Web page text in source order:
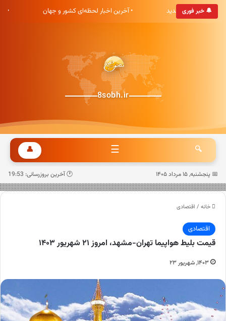
🔔 خبر فوری
هشت صبح خوش آمدید • آخرین اخبار لحظه‌ای کشور و جهان
8sobh.ir
🔍
☰
👤
📅 پنجشنبه, ۱۵ مرداد ۱۴۰۵ 🕐 آخرین بروزرسانی: 19:53
خانه / اقتصادی
اقتصادی
قیمت بلیط هواپیما تهران-مشهد، امروز ۲۱ شهریور ۱۴۰۳
۱۴۰۳, شهریور ۲۳